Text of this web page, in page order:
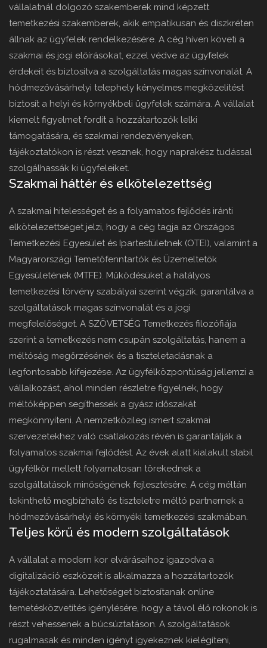
vállalatnál dolgozó szakemberek mind képzett
temetkezési szakemberek, akik empatikusan és diszkréten
állnak az ügyfelek rendelkezésére. A cég híven követi a
szakmai és jogi előírásokat, ezzel védve az ügyfelek
érdekeit és biztosítva a szolgáltatás magas színvonalát. A
hódmezővásárhelyi telephely kényelmes megközelítést
biztosít a helyi és környékbeli ügyfelek számára. A vállalat
kiemelt figyelmet fordít a hozzátartozók lelki
támogatására, és szakmai rendezvényeken,
tájékoztatókon is részt vesznek, hogy naprakész tudással
szolgálhassák ki ügyfeleiket.
Szakmai háttér és elkötelezettség
A szakmai hitelességet és a folyamatos fejlődés iránti
elkötelezettséget jelzi, hogy a cég tagja az Országos
Temetkezési Egyesület és Ipartestületnek (OTEI), valamint a
Magyarországi Temetőfenntartók és Üzemeltetők
Egyesületének (MTFE). Működésüket a hatályos
temetkezési törvény szabályai szerint végzik, garantálva a
szolgáltatások magas színvonalát és a jogi
megfelelőséget. A SZÖVETSÉG Temetkezés filozófiája
szerint a temetkezés nem csupán szolgáltatás, hanem a
méltóság megőrzésének és a tiszteletadásnak a
legfontosabb kifejezése. Az ügyfélközpontúság jellemzi a
vállalkozást, ahol minden részletre figyelnek, hogy
méltóképpen segíthessék a gyász időszakát
megkönnyíteni. A nemzetközileg ismert szakmai
szervezetekhez való csatlakozás révén is garantálják a
folyamatos szakmai fejlődést. Az évek alatt kialakult stabil
ügyfélkör mellett folyamatosan törekednek a
szolgáltatások minőségének fejlesztésére. A cég méltán
tekinthető megbízható és tiszteletre méltó partnernek a
hódmezővásárhelyi és környéki temetkezési szakmában.
Teljes körű és modern szolgáltatások
A vállalat a modern kor elvárásaihoz igazodva a
digitalizáció eszközeit is alkalmazza a hozzátartozók
tájékoztatására. Lehetőséget biztosítanak online
temetésközvetítés igénylésére, hogy a távol élő rokonok is
részt vehessenek a búcsúztatáson. A szolgáltatások
rugalmasak és minden igényt igyekeznek kielégíteni,